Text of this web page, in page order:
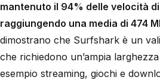
mantenuto il 94% delle velocità
raggiungendo una media di 474
dimostrano che Surfshark è un
che richiedono un’ampia
esempio streaming, giochi e